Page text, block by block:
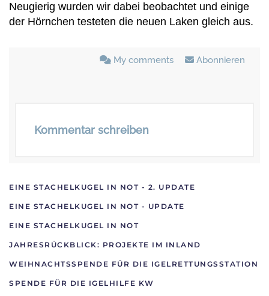
Neugierig wurden wir dabei beobachtet und einige
der Hörnchen testeten die neuen Laken gleich aus.
My comments Abonnieren
Kommentar schreiben
EINE STACHELKUGEL IN NOT - 2. UPDATE
EINE STACHELKUGEL IN NOT - UPDATE
EINE STACHELKUGEL IN NOT
JAHRESRÜCKBLICK: PROJEKTE IM INLAND
WEIHNACHTSSPENDE FÜR DIE IGELRETTUNGSSTATION
SPENDE FÜR DIE IGELHILFE KW